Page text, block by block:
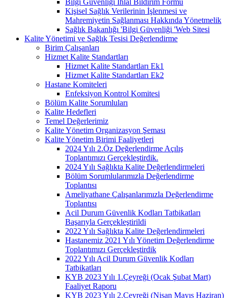
Kişisel Sağlık Verilerinin İşlenmesi ve
Mahremiyetin Sağlanması Hakkında Yönetmelik
Sağlık Bakanlığı 'Bilgi Güvenliği 'Web Sitesi
Kalite Yönetimi ve Sağlık Tesisi Değerlendirme
Birim Çalışanları
Hizmet Kalite Standartları
Hizmet Kalite Standartları Ek1
Hizmet Kalite Standartları Ek2
Hastane Komiteleri
Enfeksiyon Kontrol Komitesi
Bölüm Kalite Sorumluları
Kalite Hedefleri
Temel Değerlerimiz
Kalite Yönetim Organizasyon Şeması
Kalite Yönetim Birimi Faaliyetleri
2024 Yılı 2.Öz Değerlendirme Açılış
Toplantımızı Gerçekleştirdik.
2024 Yılı Sağlıkta Kalite Değerlendirmeleri
Bölüm Sorumlularımızla Değerlendirme
Toplantısı
Ameliyathane Çalışanlarımızla Değerlendirme
Toplantısı
Acil Durum Güvenlik Kodları Tatbikatları
Başarıyla Gerçekleştirildi
2022 Yılı Sağlıkta Kalite Değerlendirmeleri
Hastanemiz 2021 Yılı Yönetim Değerlendirme
Toplantımızı Gerçekleştirdik
2022 Yılı Acil Durum Güvenlik Kodları
Tatbikatları
KYB 2023 Yılı 1.Çeyreği (Ocak Şubat Mart)
Faaliyet Raporu
KYB 2023 Yılı 2.Çeyreği (Nisan Mayıs Haziran)